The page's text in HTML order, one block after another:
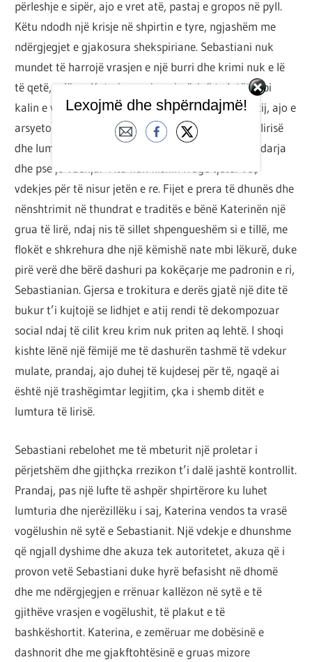
përleshje e sipër, ajo e vret atë, pastaj e gropos në pyll.
Këtu ndodh një krisje në shpirtin e tyre, ngjashëm me
ndërgjegjet e gjakosura shekspiriane. Sebastiani nuk
mundet të harrojë vrasjen e një burri dhe krimi nuk e lë
të qetë, ndërsa Katerina e gjen njerëzinë te lotët mbi
kalin e vrarë të bashkëshortit, por, në dallim prej tij, ajo e
arsyeton krimin si një domosdoshmëri në emër të lirisë
dhe lumturisë. Në të kundërt, ata i priste linçimi, ndarja
dhe pse jo vdekja. Ata nuk kishin rrugë tjetër veç
vdekjes për të nisur jetën e re. Fijet e prera të dhunës dhe
nënshtrimit në thundrat e traditës e bënë Katerinën një
grua të lirë, ndaj nis të sillet shpengueshëm si e tillë, me
flokët e shkrehura dhe një këmishë nate mbi lëkurë, duke
pirë verë dhe bërë dashuri pa kokëçarje me padronin e ri,
Sebastianian. Gjersa e trokitura e derës gjatë një dite të
bukur t’i kujtojë se lidhjet e atij rendi të dekompozuar
social ndaj të cilit kreu krim nuk priten aq lehtë. I shoqi
kishte lënë një fëmijë me të dashurën tashmë të vdekur
mulate, prandaj, ajo duhej të kujdesej për të, ngaqë ai
është një trashëgimtar legjitim, çka i shemb ditët e
lumtura të lirisë.
Sebastiani rebelohet me të mbeturit një proletar i
përjetshëm dhe gjithçka rrezikon t’i dalë jashtë kontrollit.
Prandaj, pas një lufte të ashpër shpirtërore ku luhet
lumturia dhe njerëzillëku i saj, Katerina vendos ta vrasë
vogëlushin në sytë e Sebastianit. Një vdekje e dhunshme
që ngjall dyshime dhe akuza tek autoritetet, akuza që i
provon vetë Sebastiani duke hyrë befasisht në dhomë
dhe me ndërgjegjen e rrënuar kallëzon në sytë e të
gjithëve vrasjen e vogëlushit, të plakut e të
bashkëshortit. Katerina, e zemëruar me dobësinë e
dashnorit dhe me gjakftohtësinë e gruas mizore
Lexojmë dhe shpërndajmë!